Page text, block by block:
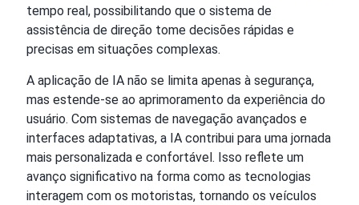
tempo real, possibilitando que o sistema de
assistência de direção tome decisões rápidas e
precisas em situações complexas.
A aplicação de IA não se limita apenas à segurança,
mas estende-se ao aprimoramento da experiência do
usuário. Com sistemas de navegação avançados e
interfaces adaptativas, a IA contribui para uma jornada
mais personalizada e confortável. Isso reflete um
avanço significativo na forma como as tecnologias
interagem com os motoristas, tornando os veículos